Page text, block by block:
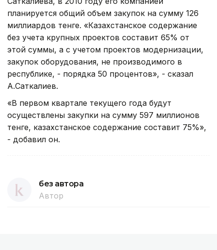
планируется общий объем закупок на сумму 126
миллиардов тенге. «Казахстанское содержание
без учета крупных проектов составит 65% от
этой суммы, а с учетом проектов модернизации,
закупок оборудования, не производимого в
республике, - порядка 50 процентов», - сказал
А.Саткалиев.
«В первом квартале текущего года будут
осуществлены закупки на сумму 597 миллионов
тенге, казахстанское содержание составит 75%»,
- добавил он.
без автора
Автор